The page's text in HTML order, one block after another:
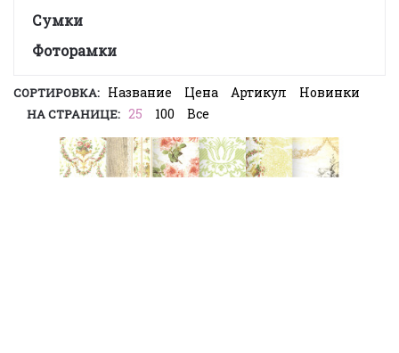
Сумки
Фоторамки
СОРТИРОВКА: Название Цена Артикул Новинки
НА СТРАНИЦЕ: 25 100 Все